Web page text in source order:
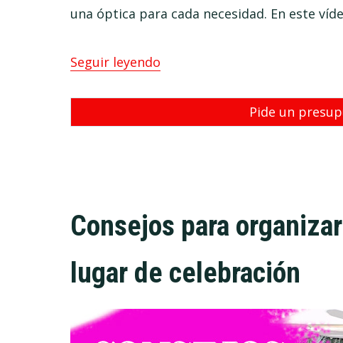
una óptica para cada necesidad. En este
Seguir leyendo
Pide un
Consejos para
lugar de celebración